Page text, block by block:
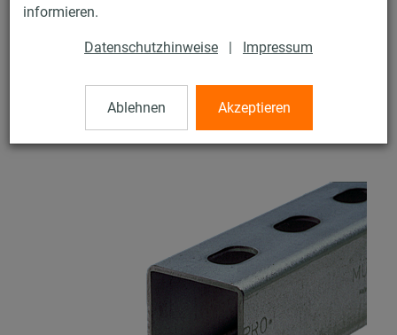
informieren.
Datenschutzhinweise | Impressum
Ablehnen Akzeptieren
MPC-Halteklammern
V2A MPC-Halteklammer M10 für Profil 38/40